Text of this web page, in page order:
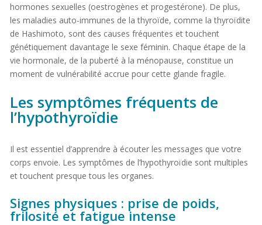
hormones sexuelles (oestrogènes et progestérone). De plus,
les maladies auto-immunes de la thyroïde, comme la thyroïdite
de Hashimoto, sont des causes fréquentes et touchent
génétiquement davantage le sexe féminin. Chaque étape de la
vie hormonale, de la puberté à la ménopause, constitue un
moment de vulnérabilité accrue pour cette glande fragile.
Les symptômes fréquents de
l’hypothyroïdie
Il est essentiel d’apprendre à écouter les messages que votre
corps envoie. Les symptômes de l’hypothyroïdie sont multiples
et touchent presque tous les organes.
Signes physiques : prise de poids,
frilosité et fatigue intense